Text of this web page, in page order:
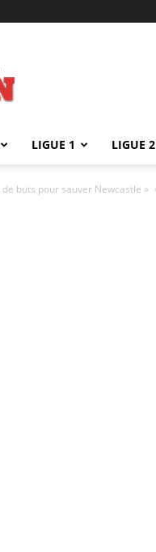
LIGUE 1 LIGUE 2
buts pour sauver Newcastle »